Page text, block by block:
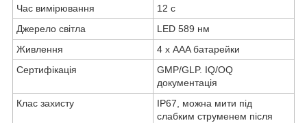
Час вимірювання
12 с
Джерело світла
LED 589 нм
Живлення
4 х AAA батарейки
Сертифікація
GMP/GLP. IQ/OQ
документація
Клас захисту
IP67, можна мити під
слабким струменем після